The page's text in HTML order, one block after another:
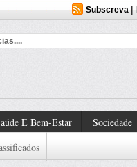
Subscreva|
E Bem-Estar
Sociedade